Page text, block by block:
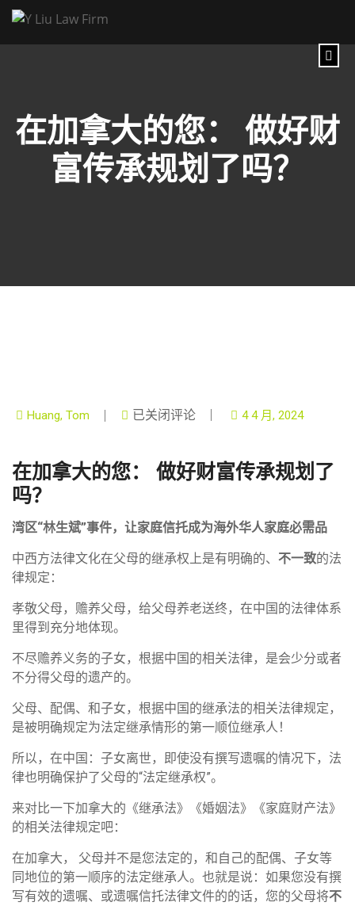
在加拿大的您： 做好财
富传承规划了吗？
Huang, Tom 已关闭评论 4 4 月, 2024
在加拿大的您： 做好财富传承规划了
吗？
湾区“林生斌”事件，让家庭信托成为海外华人家庭必需品
中西方法律文化在父母的继承权上是有明确的、 不一致的法
律规定：
孝敬父母，赡养父母，给父母养老送终，在中国的法律体系
里得到充分地体现。
不尽赡养义务的子女，根据中国的相关法律，是会少分或者
不分得父母的遗产的。
父母、配偶、和子女，根据中国的继承法的相关法律规定，
是被明确规定为法定继承情形的第一顺位继承人！
所以，在中国：子女离世，即使没有撰写遗嘱的情况下，法
律也明确保护了父母的“法定继承权”。
来对比一下加拿大的《继承法》《婚姻法》《家庭财产法》
的相关法律规定吧：
在加拿大， 父母并不是您法定的，和自己的配偶、子女等
同地位的第一顺序的法定继承人。也就是说：如果您没有撰
写有效的遗嘱、或遗嘱信托法律文件的的话，您的父母将不